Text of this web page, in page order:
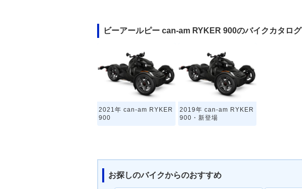
ビーアールピー can-am RYKER 900のバイクカタログ
2021年 can-am RYKER
900
2019年 can-am RYKER
900・新登場
お探しのバイクからのおすすめ